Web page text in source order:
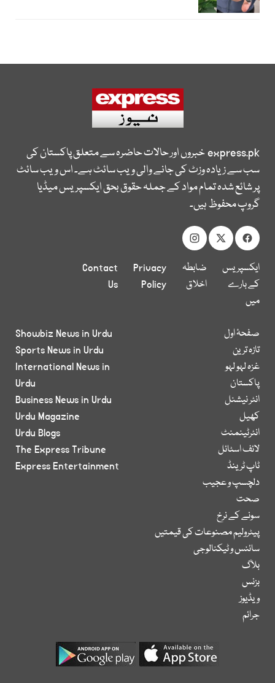
express.pkخبروں اور حالات حاضرہ سے متعلق پاکستان کی
سب سے زیادہ وزٹ کی جانے والی ویب سائٹ ہے۔ اس ویب سائٹ
پر شائع شدہ تمام مواد کے جملہ حقوق بحق ایکسپریس میڈیا
گروپ محفوظ ہیں۔
ایکسپریس
کے بارے
میں
ضابطہ
اخلاق
Privacy
Policy
Contact
Us
صفحۂ اول
تازہ ترین
غزہ لہو لہو
پاکستان
انٹر نیشنل
کھیل
انٹرٹینمنٹ
لائف اسٹائل
ٹاپ ٹرینڈ
دلچسپ و عجیب
صحت
سونے کے نرخ
پیٹرولیم مصنوعات کی قیمتیں
سائنس و ٹیکنالوجی
بلاگ
بزنس
ویڈیوز
جرائم
Showbiz News in Urdu
Sports News in Urdu
International News in
Urdu
Business News in Urdu
Urdu Magazine
Urdu Blogs
The Express Tribune
Express Entertainment